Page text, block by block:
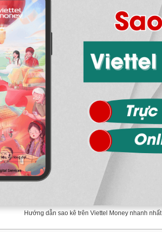
Hướng dẫn sao kê trên Viettel Money nhanh nhất